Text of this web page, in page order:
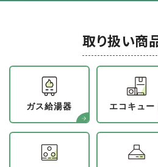
取り扱い商
ガス給湯器 エコキュー